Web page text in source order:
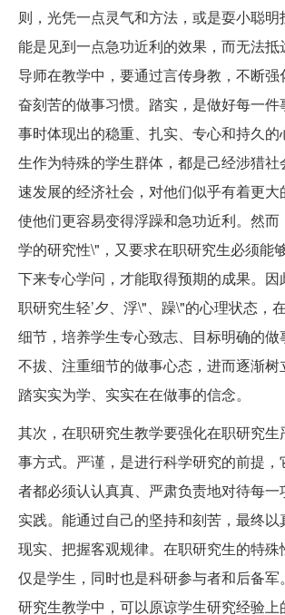
则，光凭一点灵气和方法，或是耍小聪明
能是见到一点急功近利的效果，而无法抵
导师在教学中，要通过言传身教，不断强
奋刻苦的做事习惯。踏实，是做好每一
事时体现出的稳重、扎实、专心和持久
生作为特殊的学生群体，都是己经涉猎
速发展的经济社会，对他们似乎有着更
使他们更容易变得浮躁和急功近利。然而
学的研究性\"，又要求在职研究生必须能
下来专心学问，才能取得预期的成果。因
职研究生轻’夕、浮\"、躁\"的心理状态，
细节，培养学生专心致志、目标明确的做
不拔、注重细节的做事心态，进而逐渐树
踏实实为学、实实在在做事的信念。
其次，在职研究生教学要强化在职研究
事方式。严谨，是进行科学研究的前提，
者都必须认认真真、严肃负责地对待每一
实践。能通过自己的坚持和刻苦，最终
现实、把握客观规律。在职研究生的特殊
仅是学生，同时也是科研参与者和后备
研究生教学中，可以原谅学生研究经验上